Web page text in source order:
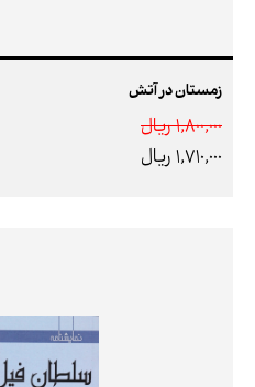
زمستان در آتش
1,800,000 ريال
1,710,000 ريال